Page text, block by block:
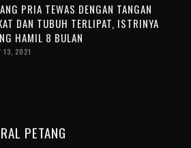
PRIA TEWAS DENGAN TANGAN
DAN TUBUH TERLIPAT, ISTRINYA
HAMIL 8 BULAN
13, 2021
PETANG